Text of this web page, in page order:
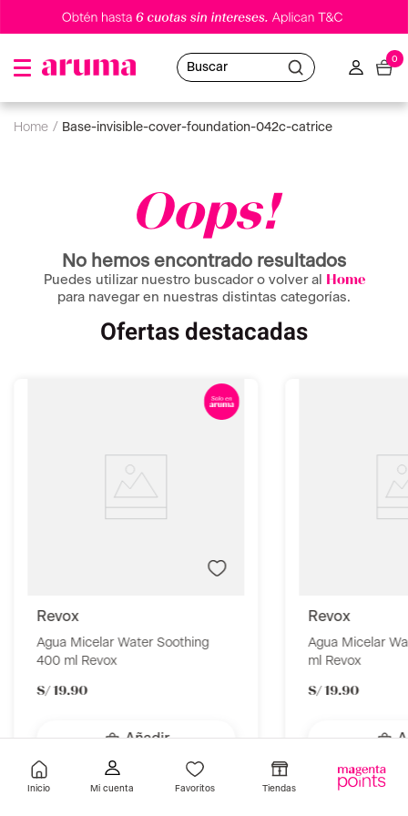
Buscar
0
Inicio Favoritos Tiendas
base-invisible-cover-foundation-042c-catrice
Oops!
No hemos encontrado resultados
Puedes utilizar nuestro buscador o volver al
Home
para navegar en nuestras distintas categorías.
Ofertas destacadas
revox
Agua Micelar Water Soothing
400 ml Revox
S/ 19.90
Añadir
revox
Agua Micelar
ml Revox
S/ 19.90